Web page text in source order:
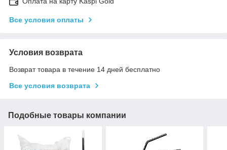
Все условия оплаты
Условия возврата
Возврат товара в течение 14 дней бесплатно
Все условия возврата
Подобные товары компании